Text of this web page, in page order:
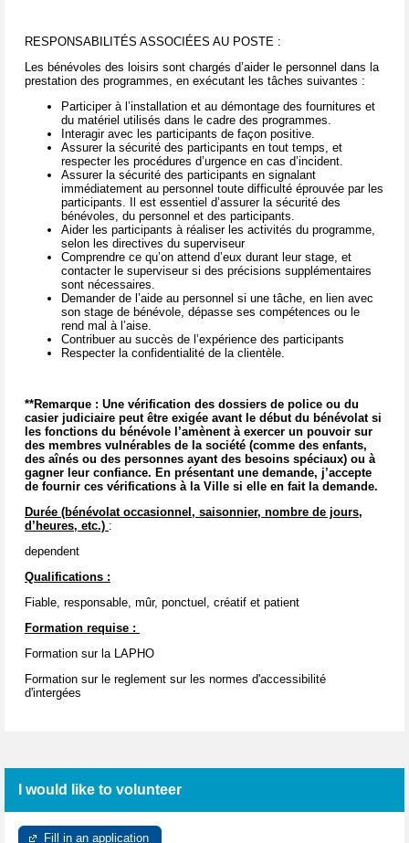
RESPONSABILITÉS ASSOCIÉES AU POSTE :
Les bénévoles des loisirs sont chargés d’aider le personnel dans la
prestation des programmes, en exécutant les tâches suivantes :
Participer à l’installation et au démontage des fournitures et
du matériel utilisés dans le cadre des programmes.
Interagir avec les participants de façon positive.
Assurer la sécurité des participants en tout temps, et
respecter les procédures d’urgence en cas d’incident.
Assurer la sécurité des participants en signalant
immédiatement au personnel toute difficulté éprouvée par les
participants. Il est essentiel d’assurer la sécurité des
bénévoles, du personnel et des participants.
Aider les participants à réaliser les activités du programme,
selon les directives du superviseur
Comprendre ce qu’on attend d’eux durant leur stage, et
contacter le superviseur si des précisions supplémentaires
sont nécessaires.
Demander de l’aide au personnel si une tâche, en lien avec
son stage de bénévole, dépasse ses compétences ou le
rend mal à l’aise.
Contribuer au succès de l’expérience des participants
Respecter la confidentialité de la clientèle.
**Remarque : Une vérification des dossiers de police ou du
casier judiciaire peut être exigée avant le début du bénévolat si
les fonctions du bénévole l’amènent à exercer un pouvoir sur
des membres vulnérables de la société (comme des enfants,
des aînés ou des personnes ayant des besoins spéciaux) ou à
gagner leur confiance. En présentant une demande, j’accepte
de fournir ces vérifications à la Ville si elle en fait la demande.
Durée (bénévolat occasionnel, saisonnier, nombre de jours,
d’heures, etc.) :
dependent
Qualifications :
Fiable, responsable, mûr, ponctuel, créatif et patient
Formation requise :
Formation sur la LAPHO
Formation sur le reglement sur les normes d'accessibilité
d'intergées
I would like to volunteer
Fill in an application